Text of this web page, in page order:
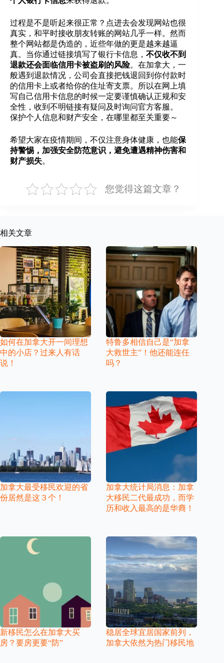
过程是不是听起来很正常？点进去会发现网站也很
真实，和平时接收朋友转账的网站几乎一样。然而
整个网站都是伪造的，近些年做的更是越来越逼
真。当你通过链接填写了银行卡信息， 不仅收不到
退款还会面临信用卡被盗刷的风险。在加拿大，一
般遇到退款情况，公司会直接把钱退回到你付款时
的信用卡上或者给你的住址寄支票。所以在网上填
写自己信用卡信息的时候一定要谨慎确认正规和安
全性，收到不明链接有疑问及时询问官方客服。
保护个人信息和财产安全，在哪里都至关重要～
希望大家在疫情期间，不仅注意身体健康，也能保
持警惕，加强安全防范意识，避免遭遇精神伤害和
财产损失。
您觉得这篇文章？
相关文章
如何在加拿大开一间理想
中的小店？过来人有话
说！
特鲁多相信自己是“加拿
大救世主”！他还能连任
吗？
加拿大最受移民欢迎的省
份居然是这３个！
加拿大统计局消息：加拿
大移民二代最成功，而学
历和收入最高的是华裔！
新移民怎么在加拿大买
房？要房更要“防”
稳居全球宜居国家前列，
加拿大依然为热门移民地